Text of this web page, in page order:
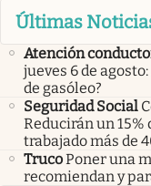
Últimas
Atención
jueves 6 de
de gasóleo?
Seguridad Social
Reducirán un 15%
trabajado más de
TrucoPoner una
recomiendan y